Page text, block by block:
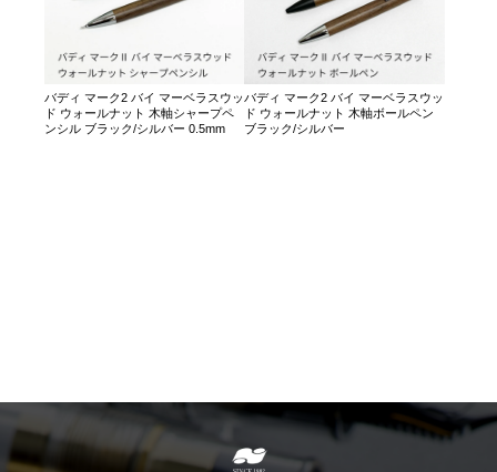
バディ マーク2 バイ マーベラスウッ
ド ウォールナット 木軸シャープペ
ンシル ブラック/シルバー 0.5mm
バディ マーク2 バイ マーベラスウッ
ド ウォールナット 木軸ボールペン
ブラック/シルバー